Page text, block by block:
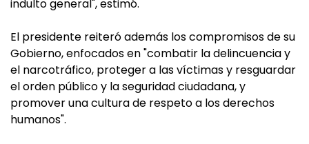
indulto general", estimó.
El presidente reiteró además los compromisos de su
Gobierno, enfocados en "combatir la delincuencia y
el narcotráfico, proteger a las víctimas y resguardar
el orden público y la seguridad ciudadana, y
promover una cultura de respeto a los derechos
humanos".